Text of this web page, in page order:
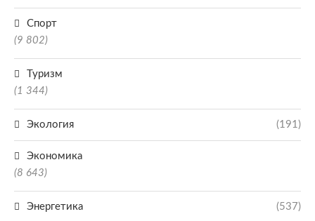
Спорт
(9 802)
Туризм
(1 344)
Экология (191)
Экономика
(8 643)
Энергетика (537)